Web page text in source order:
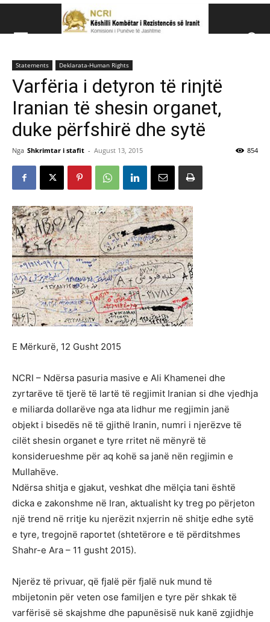
Këshillit Kombëtar të Rezistencës së Iranit (NCRI)
Statements Deklarata-Human Rights
Varfëria i detyron të rinjtë
Iranian të shesin organet,
duke përfshirë dhe sytë
Nga Shkrimtar i stafit - August 13, 2015 854
E Mërkurë, 12 Gusht 2015
NCRI – Ndërsa pasuria masive e Ali Khamenei dhe
zyrtarëve të tjerë të lartë të regjimit Iranian si dhe vjedhja
e miliarda dollarëve nga ata lidhur me regjimin janë
objekt i bisedës në të gjithë Iranin, numri i njerëzve të
cilët shesin organet e tyre rritet në mënyrë të
konsiderueshme për aq kohë sa janë nën regjimin e
Mullahëve.
Ndërsa shitja e gjakut, veshkat dhe mëlçia tani është
dicka e zakonshme në Iran, aktualisht ky treg po përjeton
një trend në rritje ku njerëzit nxjerrin në shitje edhe sytë
e tyre, tregojnë raportet (shtetërore e të përditshmes
Shahr-e Ara – 11 gusht 2015).
Njerëz të privuar, që fjalë për fjalë nuk mund të
mbijetonin për veten ose familjen e tyre për shkak të
varfërisë së skajshme dhe papunësisë nuk kanë zgjidhje